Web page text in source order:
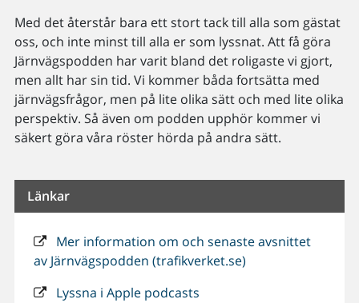
Med det återstår bara ett stort tack till alla som gästat
oss, och inte minst till alla er som lyssnat. Att få göra
Järnvägspodden har varit bland det roligaste vi gjort,
men allt har sin tid. Vi kommer båda fortsätta med
järnvägsfrågor, men på lite olika sätt och med lite olika
perspektiv. Så även om podden upphör kommer vi
säkert göra våra röster hörda på andra sätt.
Länkar
Mer information om och senaste avsnittet
av Järnvägspodden (trafikverket.se)
Lyssna i Apple podcasts